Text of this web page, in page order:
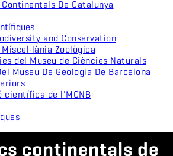
Continentals De Catalunya
and Conservation
Zoològica
del Museu de Ciències Naturals
Museu De Geologia De Barcelona
científica de l'MCNB
continentals de